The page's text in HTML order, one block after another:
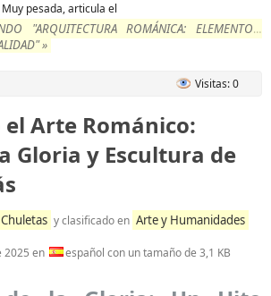
Muy pesada, articula el
"ARQUITECTURA ROMÁNICA: ELEMENTOS,
»
Visitas: 0
Arte Románico:
Gloria y Escultura de
y clasificado en Arte y Humanidades
2025 en español con un tamaño de 3,1 KB